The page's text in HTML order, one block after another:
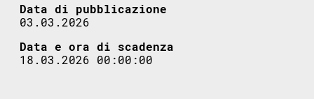
Data di pubblicazione
03.03.2026
Data e ora di scadenza
18.03.2026 00:00:00